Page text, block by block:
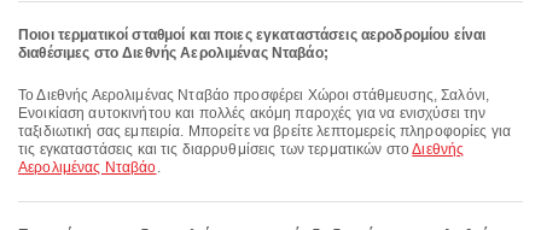
Ποιοι τερματικοί σταθμοί και ποιες εγκαταστάσεις αεροδρομίου είναι
διαθέσιμες στο Διεθνής Αερολιμένας Νταβάο;
Το Διεθνής Αερολιμένας Νταβάο προσφέρει Χώροι στάθμευσης, Σαλόνι,
Ενοικίαση αυτοκινήτου και πολλές ακόμη παροχές για να ενισχύσει την
ταξιδιωτική σας εμπειρία. Μπορείτε να βρείτε λεπτομερείς πληροφορίες για
τις εγκαταστάσεις και τις διαρρυθμίσεις των τερματικών στοΔιεθνής
Αερολιμένας Νταβάο.